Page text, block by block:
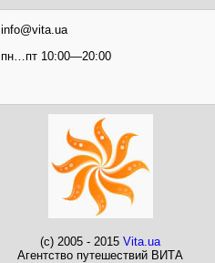
info@vita.ua
пн…пт 10:00—20:00
(c) 2005 - 2015 Vita.ua
Агентство путешествий ВИТА